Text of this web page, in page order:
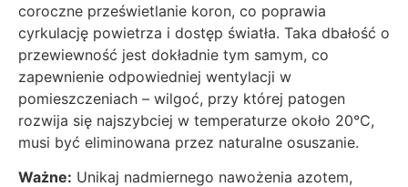
coroczne prześwietlanie koron, co poprawia
cyrkulację powietrza i dostęp światła. Taka dbałość o
przewiewność jest dokładnie tym samym, co
zapewnienie odpowiedniej wentylacji w
pomieszczeniach – wilgoć, przy której patogen
rozwija się najszybciej w temperaturze około 20°C,
musi być eliminowana przez naturalne osuszanie.
Ważne: Unikaj nadmiernego nawożenia azotem,